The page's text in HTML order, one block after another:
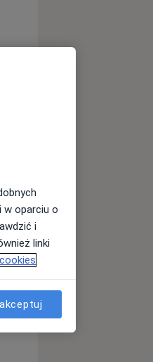
Czw,
13 Sie
w oparciu o
i
linki